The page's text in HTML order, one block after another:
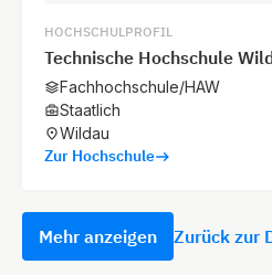
HOCHSCHULPROFIL
Technische Hochschule
Fachhochschule/HAW
Staatlich
Wildau
Zur Hochschule
Mehr anzeigen Zurück zur